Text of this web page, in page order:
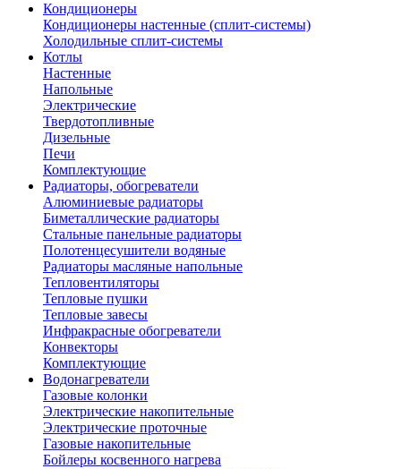
Кондиционеры
Кондиционеры настенные (сплит-системы)
Холодильные сплит-системы
Котлы
Настенные
Напольные
Электрические
Твердотопливные
Дизельные
Печи
Комплектующие
Радиаторы, обогреватели
Алюминиевые радиаторы
Биметаллические радиаторы
Стальные панельные радиаторы
Полотенцесушители водяные
Радиаторы масляные напольные
Тепловентиляторы
Тепловые пушки
Тепловые завесы
Инфракрасные обогреватели
Конвекторы
Комплектующие
Водонагреватели
Газовые колонки
Электрические накопительные
Электрические проточные
Газовые накопительные
Бойлеры косвенного нагрева